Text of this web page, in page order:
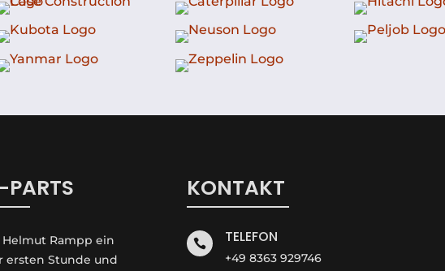
PARTS
Helmut Rampp ein
ersten Stunde und
KONTAKT
 TELEFON
+49 8363 929746